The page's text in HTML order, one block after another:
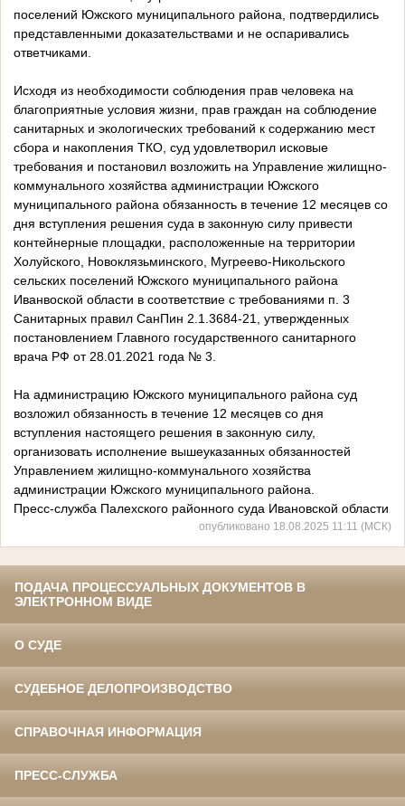
поселений Южского муниципального района, подтвердились
представленными доказательствами и не оспаривались
ответчиками.
Исходя из необходимости соблюдения прав человека на
благоприятные условия жизни, прав граждан на соблюдение
санитарных и экологических требований к содержанию мест
сбора и накопления ТКО, суд удовлетворил исковые
требования и постановил возложить на Управление жилищно-
коммунального хозяйства администрации Южского
муниципального района обязанность в течение 12 месяцев со
дня вступления решения суда в законную силу привести
контейнерные площадки, расположенные на территории
Холуйского, Новоклязьминского, Мугреево-Никольского
сельских поселений Южского муниципального района
Иванвоской области в соответствие с требованиями п. 3
Санитарных правил СанПин 2.1.3684-21, утвержденных
постановлением Главного государственного санитарного
врача РФ от 28.01.2021 года № 3.
На администрацию Южского муниципального района суд
возложил обязанность в течение 12 месяцев со дня
вступления настоящего решения в законную силу,
организовать исполнение вышеуказанных обязанностей
Управлением жилищно-коммунального хозяйства
администрации Южского муниципального района.
Пресс-служба Палехского районного суда Ивановской области
опубликовано 18.08.2025 11:11 (МСК)
ПОДАЧА ПРОЦЕССУАЛЬНЫХ ДОКУМЕНТОВ В
ЭЛЕКТРОННОМ ВИДЕ
О СУДЕ
СУДЕБНОЕ ДЕЛОПРОИЗВОДСТВО
СПРАВОЧНАЯ ИНФОРМАЦИЯ
ПРЕСС-СЛУЖБА